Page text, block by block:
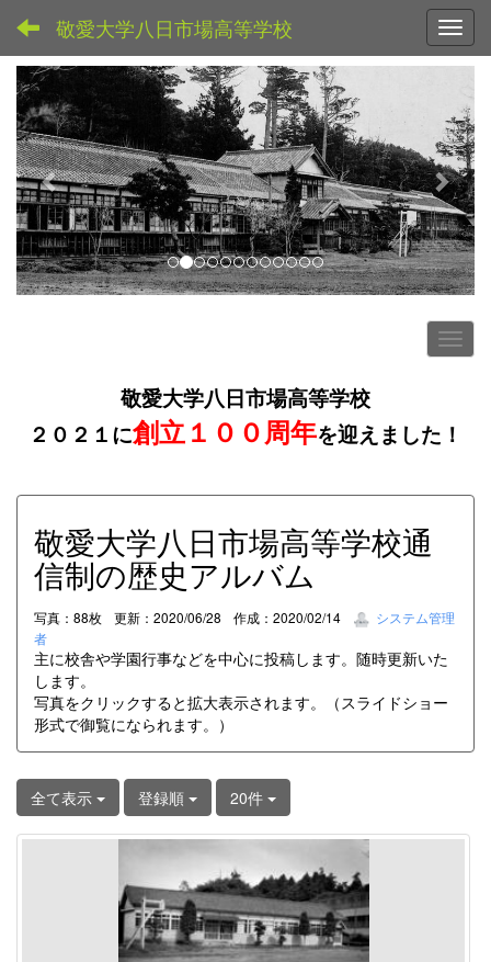
敬愛大学八日市場高等学校
p
r
e
v
i
o
u
s
e
x
t
敬愛大学八日市場高等学校
２０２１に創立１００周年を迎えました！
敬愛大学八日市場高等学校通
信制の歴史アルバム
写真：88枚 更新：2020/06/28 作成：2020/02/14
システム管理
者
主に校舎や学園行事などを中心に投稿します。随時更新いた
します。
写真をクリックすると拡大表示されます。（スライドショー
形式で御覧になられます。）
全て表示 登録順 20件